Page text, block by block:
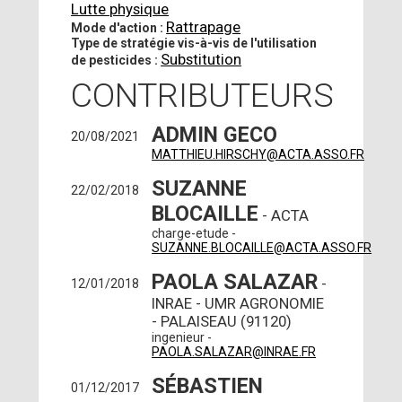
Lutte physique
Mode d'action : Rattrapage
Type de stratégie vis-à-vis de l'utilisation
de pesticides : Substitution
CONTRIBUTEURS
20/08/2021 ADMIN GECO
MATTHIEU.HIRSCHY@ACTA.ASSO.FR
22/02/2018
SUZANNE
BLOCAILLE - ACTA
charge-etude -
SUZANNE.BLOCAILLE@ACTA.ASSO.FR
12/01/2018 PAOLA SALAZAR -
INRAE - UMR AGRONOMIE
- PALAISEAU (91120)
ingenieur -
PAOLA.SALAZAR@INRAE.FR
01/12/2017
SÉBASTIEN